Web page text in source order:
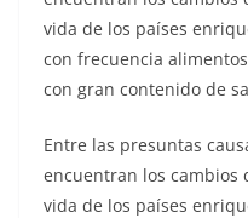
vida de los países
con frecuencia
con gran contenido de
Entre las presuntas
encuentran los cambios
vida de los países